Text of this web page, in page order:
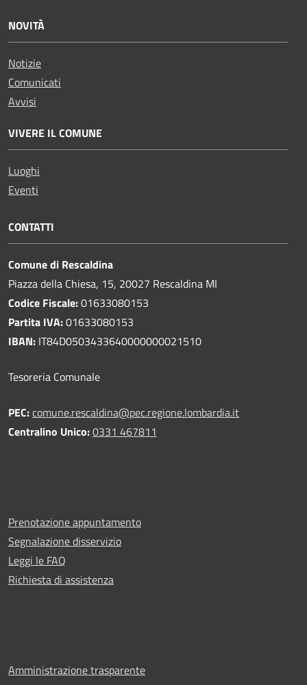
NOVITÀ
Notizie
Comunicati
Avvisi
VIVERE IL COMUNE
Luoghi
Eventi
CONTATTI
Comune di Rescaldina
Piazza della Chiesa, 15, 20027 Rescaldina MI
Codice Fiscale:01633080153
Partita IVA:01633080153
IBAN: IT84D0503433640000000021510
Tesoreria Comunale
PEC:comune.rescaldina@pec.regione.lombardia.it
Centralino Unico:0331 467811
Prenotazione appuntamento
Segnalazione disservizio
Leggi le FAQ
Richiesta di assistenza
Amministrazione trasparente